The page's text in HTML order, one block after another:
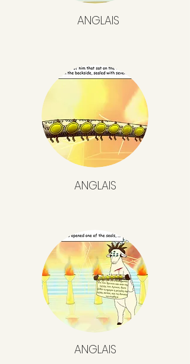
ANGLAIS
ANGLAIS
ANGLAIS